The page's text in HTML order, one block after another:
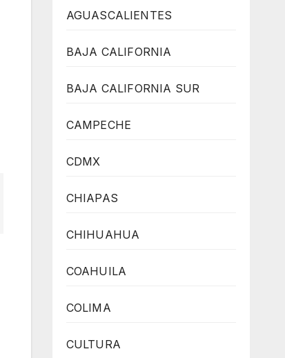
AGUASCALIENTES
BAJA CALIFORNIA
BAJA CALIFORNIA SUR
CAMPECHE
CDMX
CHIAPAS
CHIHUAHUA
COAHUILA
COLIMA
CULTURA